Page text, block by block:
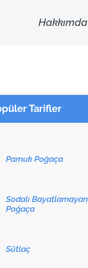
Hakkımda
Tarifler
Pamuk Poğaça
Sodalı Bayatlamayan
Poğaça
Sütlaç